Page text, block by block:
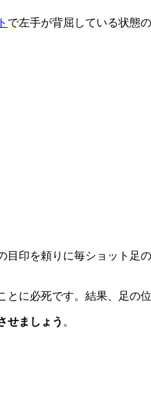
で左手が背屈している状態
印を頼りに毎ショット足
に必死です。結果、足の
せましょう 。